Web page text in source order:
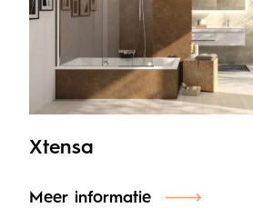
Xtensa
Meer informatie